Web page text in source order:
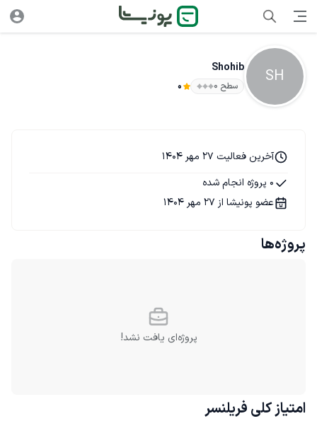
SH
Shohib
سطح ۰ 0
آخرین فعالیت 27 مهر 1404
0 پروژه انجام شده
عضو پونیشا از 27 مهر 1404
پروژه‌ها
پروژه‌ای یافت نشد!
امتیاز کلی فریلنسر